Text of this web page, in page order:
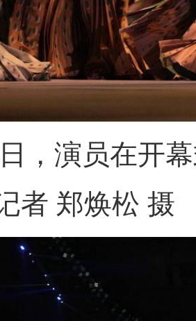
，演员在开
者 郑焕松 摄